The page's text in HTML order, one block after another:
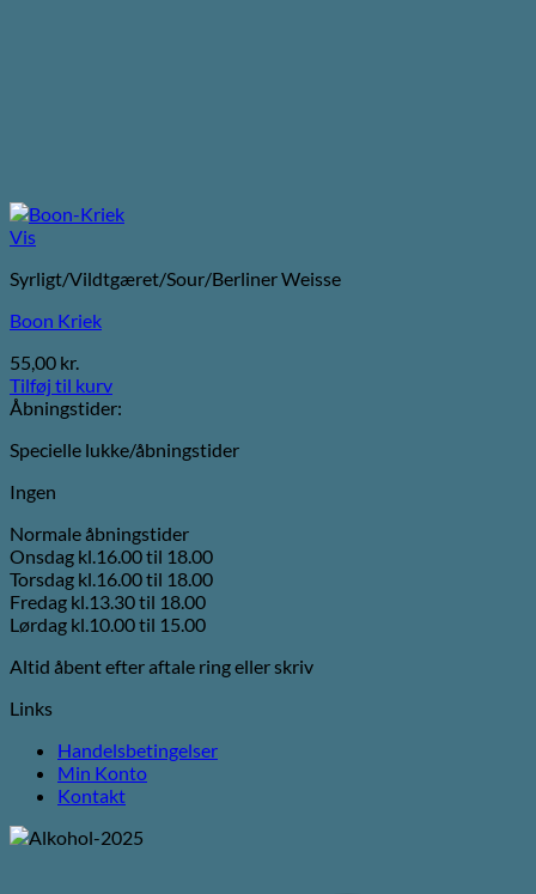
Vis
Syrligt/Vildtgæret/Sour/Berliner Weisse
Boon Kriek
55,00 kr.
Tilføj til kurv
Åbningstider:
Specielle lukke/åbningstider
Ingen
Normale åbningstider
Onsdag kl.16.00 til 18.00
Torsdag kl.16.00 til 18.00
Fredag kl.13.30 til 18.00
Lørdag kl.10.00 til 15.00
Altid åbent efter aftale ring eller skriv
Links
Handelsbetingelser
Min Konto
Kontakt